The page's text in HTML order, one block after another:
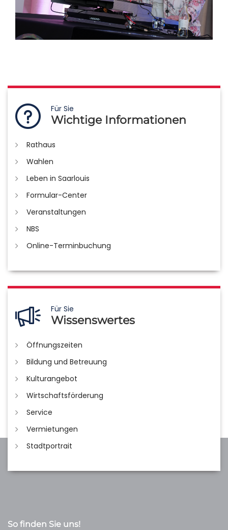
Für Sie
Wichtige Informationen
Rathaus
Wahlen
Leben in Saarlouis
Formular-Center
Veranstaltungen
NBS
Online-Terminbuchung
Für Sie
Wissenswertes
Öffnungszeiten
Bildung und Betreuung
Kulturangebot
Wirtschaftsförderung
Service
Vermietungen
Stadtportrait
So finden Sie uns!